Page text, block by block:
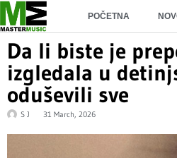
POČETNA
Da li biste je
izgledala u
oduševili sve
S J 31 March, 2026